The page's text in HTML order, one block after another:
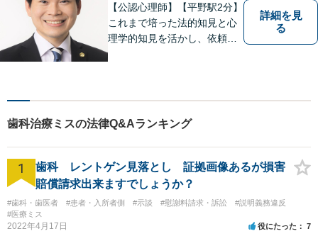
【公認心理師】【平野駅2分】
これまで培った法的知見と心
理学的知見を活かし、依頼者
も、まずはご相談ください。
詳細を見
る
歯科治療ミスの法律Q&Aランキング
1
歯科 レントゲン見落とし 証拠画像あるが損害
賠償請求出来ますでしょうか？
#歯科・歯医者 #患者・入所者側 #示談 #慰謝料請求・訴訟
#説明義務違反
#医療ミス
2022年4月17日 役にたった 7